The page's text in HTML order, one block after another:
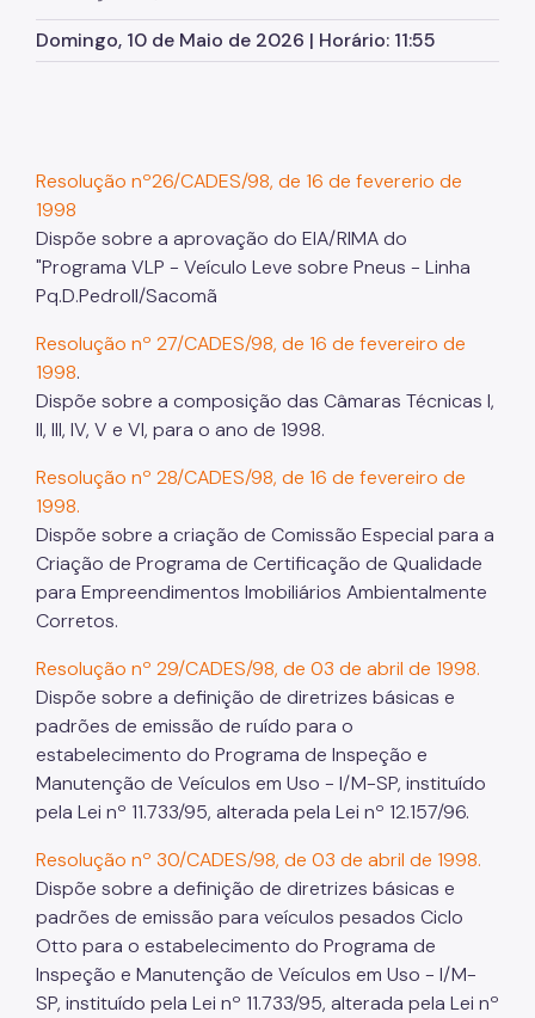
Parques Urbanos
Trilha Interparques
Viveiros Municipais
Educação Ambiental UMAPAZ
Programação
Planetários
Planejamento Ambiental
Patrimônio Ambiental
Biosampa
Projetos Urbanos
Informações Ambientais
Licenciamento Ambiental
Licenciamento Ambiental Industrial
Licenciamento Ambiental Não-Industrial
Heliponto
Áreas Contaminadas
Estudos Ambientais
Produtos Perigosos
TCA - Termo de Compromisso Ambiental
Domingo, 10 de Maio de 2026 | Horário: 11:55
Resolução nº26/CADES/98, de 16 de fevererio de
1998
Dispõe sobre a aprovação do EIA/RIMA do
"Programa VLP - Veículo Leve sobre Pneus - Linha
Pq.D.PedroII/Sacomã
Resolução nº 27/CADES/98, de 16 de fevereiro de
1998.
Dispõe sobre a composição das Câmaras Técnicas I,
II, III, IV, V e VI, para o ano de 1998.
Resolução nº 28/CADES/98, de 16 de fevereiro de
1998.
Dispõe sobre a criação de Comissão Especial para a
Criação de Programa de Certificação de Qualidade
para Empreendimentos Imobiliários Ambientalmente
Corretos.
Resolução nº 29/CADES/98, de 03 de abril de 1998.
Dispõe sobre a definição de diretrizes básicas e
padrões de emissão de ruído para o
estabelecimento do Programa de Inspeção e
Manutenção de Veículos em Uso - I/M-SP, instituído
pela Lei nº 11.733/95, alterada pela Lei nº 12.157/96.
Resolução nº 30/CADES/98, de 03 de abril de 1998.
Dispõe sobre a definição de diretrizes básicas e
padrões de emissão para veículos pesados Ciclo
Otto para o estabelecimento do Programa de
Inspeção e Manutenção de Veículos em Uso - I/M-
SP, instituído pela Lei nº 11.733/95, alterada pela Lei nº